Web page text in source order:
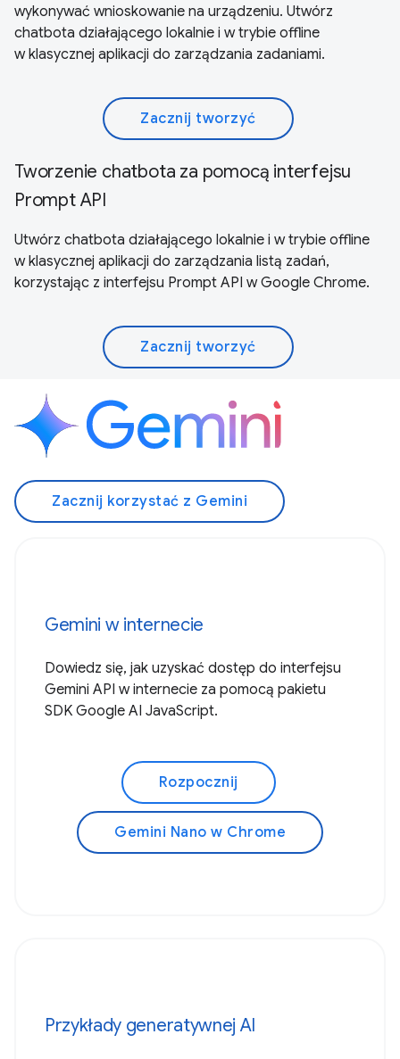
wykonywać wnioskowanie na urządzeniu. Utwórz
chatbota działającego lokalnie i w trybie offline
w klasycznej aplikacji do zarządzania zadaniami.
Zacznij tworzyć
Tworzenie chatbota za pomocą interfejsu
Prompt API
Utwórz chatbota działającego lokalnie i w trybie offline
w klasycznej aplikacji do zarządzania listą zadań,
korzystając z interfejsu Prompt API w Google Chrome.
Zacznij tworzyć
Zacznij korzystać z Gemini
Gemini w internecie
Dowiedz się, jak uzyskać dostęp do interfejsu
Gemini API w internecie za pomocą pakietu
SDK Google AI JavaScript.
Rozpocznij
Gemini Nano w Chrome
Przykłady generatywnej AI